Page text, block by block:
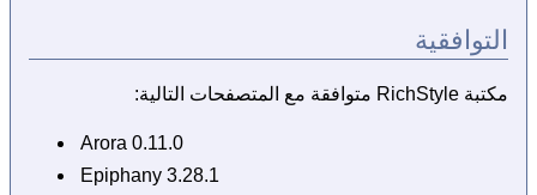
التوافقية
مكتبة RichStyle متوافقة مع المتصفحات التالية:
Arora 0.11.0
Epiphany 3.28.1